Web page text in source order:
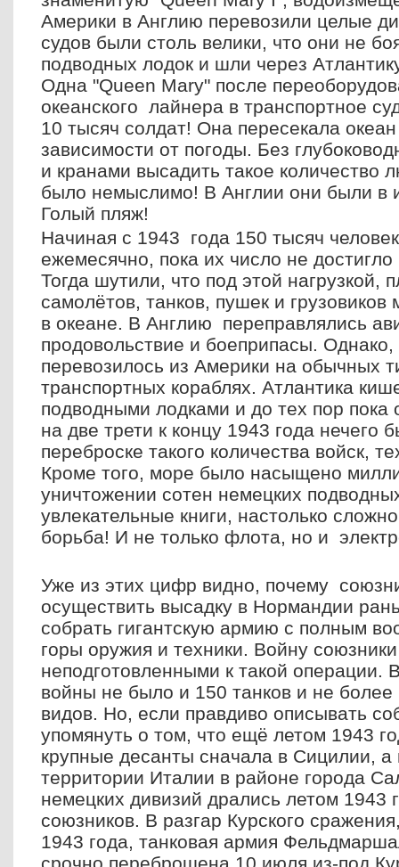
Америки в Англию перевозили целые
судов были столь велики, что они не
подводных лодок и шли через
Одна "Queen Mary" после
океанского лайнера в транспортное
10 тысяч солдат! Она пересекала
зависимости от погоды. Без
и кранами высадить такое количество
было немыслимо! В Англии они были в
Голый пляж!
Начиная с 1943 года 150 тысяч
ежемесячно, пока их число не
Тогда шутили, что под этой нагрузкой,
самолётов, танков, пушек и грузовиков
в океане. В Англию переправлялись
продовольствие и боеприпасы.
перевозилось из Америки на обычных
транспортных кораблях. Атлантика
подводными лодками и до тех пор
на две трети к концу 1943 года нечего
переброске такого количества войск,
Кроме того, море было насыщено
уничтожении сотен немецких
увлекательные книги, настолько
борьба! И не только флота, но и
Уже из этих цифр видно, почему
осуществить высадку в Нормандии
собрать гигантскую армию с полным
горы оружия и техники. Войну
неподготовленными к такой операции.
войны не было и 150 танков и не более
видов. Но, если правдиво описывать
упомянуть о том, что ещё летом 1943
крупные десанты сначала в Сицилии,
территории Италии в районе города
немецких дивизий дрались летом 1943
союзников. В разгар Курского
1943 года, танковая армия